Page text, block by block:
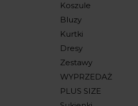
Koszule
Bluzy
Kurtki
Dresy
Zestawy
WYPRZEDAŻ
PLUS SIZE